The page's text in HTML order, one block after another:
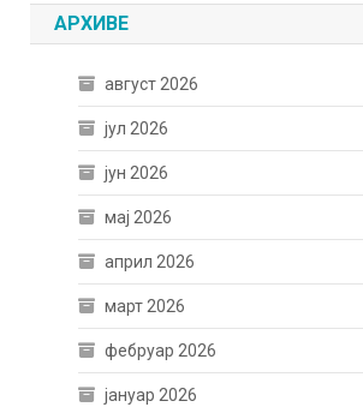
АРХИВЕ
август 2026
јул 2026
јун 2026
мај 2026
април 2026
март 2026
фебруар 2026
јануар 2026